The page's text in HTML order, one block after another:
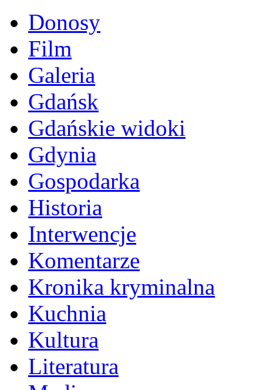
Donosy
Film
Galeria
Gdańsk
Gdańskie widoki
Gdynia
Gospodarka
Historia
Interwencje
Komentarze
Kronika kryminalna
Kuchnia
Kultura
Literatura